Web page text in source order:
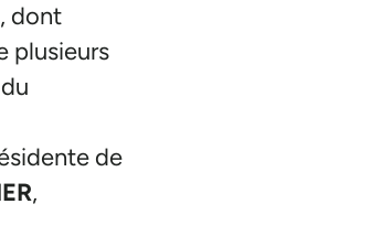
dont
plusieurs
de
,